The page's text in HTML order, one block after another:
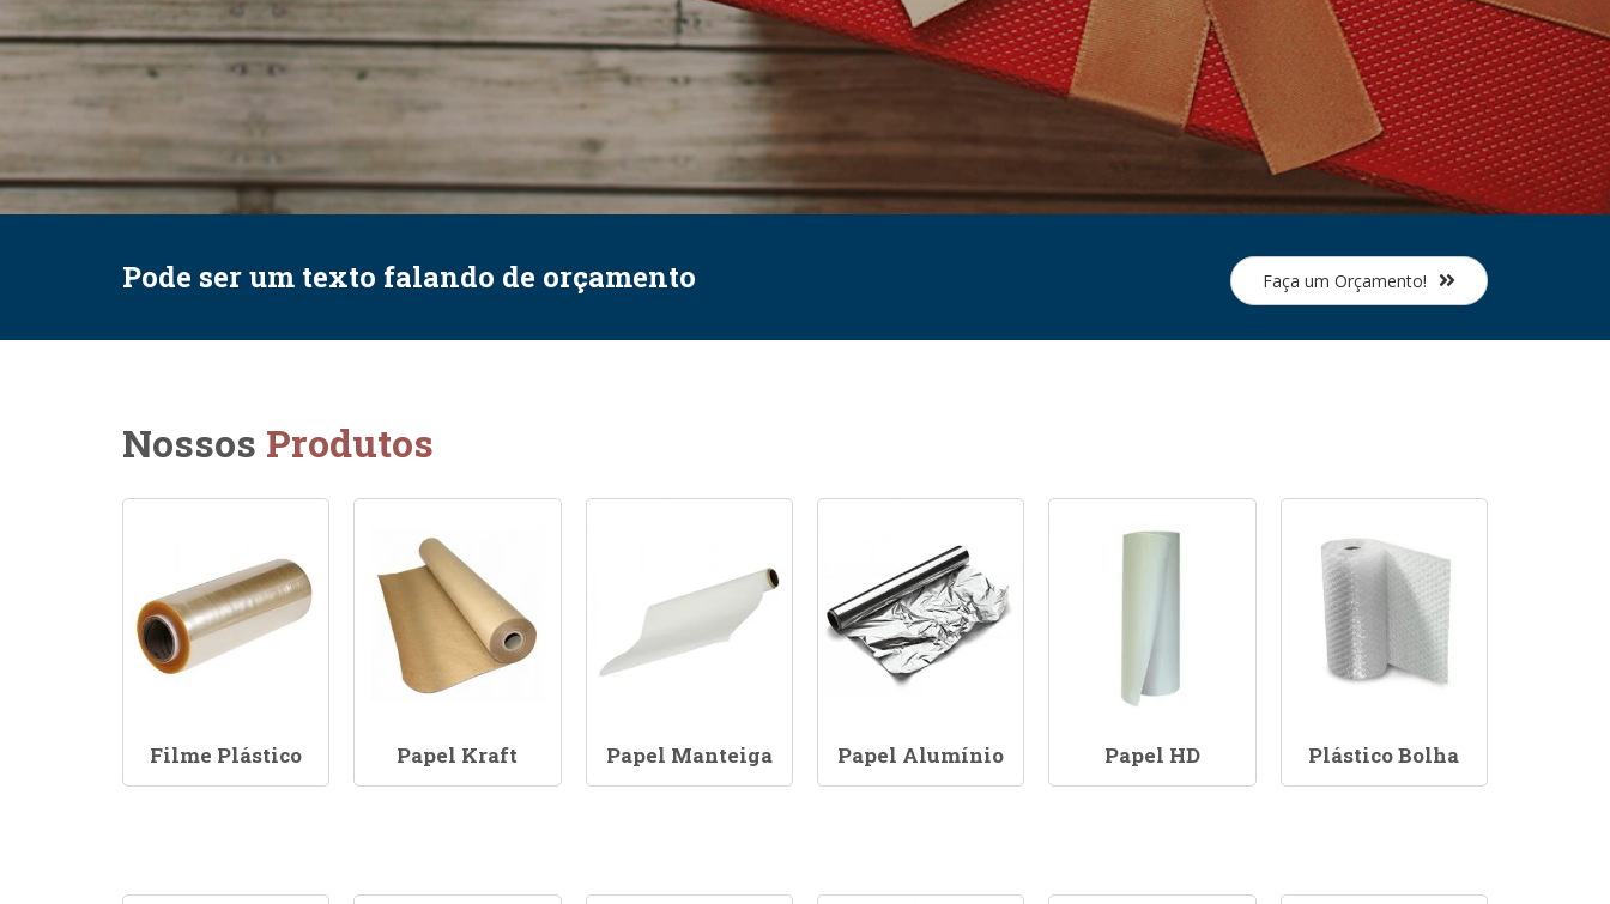
Pode ser um texto falando de orçamento Faça um Orçamento!
Nossos Produtos
Filme Plástico Papel Kraft Papel Manteiga Papel Alumínio Papel HD Plástico Bolha